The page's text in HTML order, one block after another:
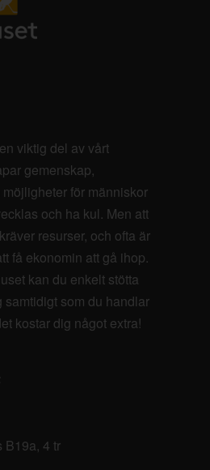
viktig del av vårt
gemenskap,
för människor
och ha kul. Men att
resurser, och ofta är
få ekonomin att gå ihop.
kan du enkelt stötta
samtidigt som du handlar
kostar dig något extra!
B19a, 4 tr